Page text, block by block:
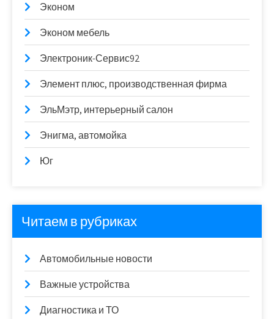
Эконом
Эконом мебель
Электроник-Сервис92
Элемент плюс, производственная фирма
ЭльМэтр, интерьерный салон
Энигма, автомойка
Юг
Читаем в рубриках
Автомобильные новости
Важные устройства
Диагностика и ТО